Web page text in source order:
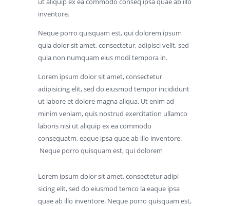
inventore.
Neque porro quisquam est, qui dolorem ipsum
quia dolor sit amet, consectetur, adipisci velit, sed
quia non numquam eius modi tempora in.
Lorem ipsum dolor sit amet, consectetur
adipisicing elit, sed do eiusmod tempor incididunt
ut labore et dolore magna aliqua. Ut enim ad
minim veniam, quis nostrud exercitation ullamco
laboris nisi ut aliquip ex ea commodo
consequatm, eaque ipsa quae ab illo inventore.
Neque porro quisquam est, qui dolorem
Lorem ipsum dolor sit amet, consectetur adipi
sicing elit, sed do eiusmod temco la eaque ipsa
quae ab illo inventore. Neque porro quisquam est,